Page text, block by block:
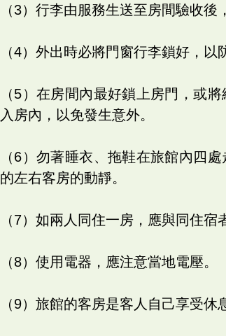
（3）行李由服務生送至房間驗收後
（4）外出時必將門窗行李鎖好，
（5）在房間內最好鎖上房門，或
入房內，以免發生意外。
（6）勿著睡衣、拖鞋在旅館內四
的左右客房的動靜。
（7）如兩人同住一房，應與同住宿
（8）使用電器，應注意當地電壓。
（9）旅館的客房是客人自己享受